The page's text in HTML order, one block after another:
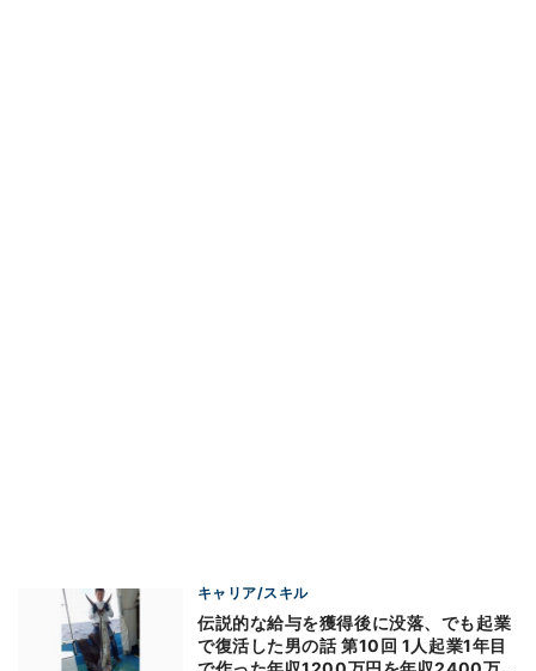
キャリア/スキル
伝説的な給与を獲得後に没落、でも起業
で復活した男の話 第10回 1人起業1年目